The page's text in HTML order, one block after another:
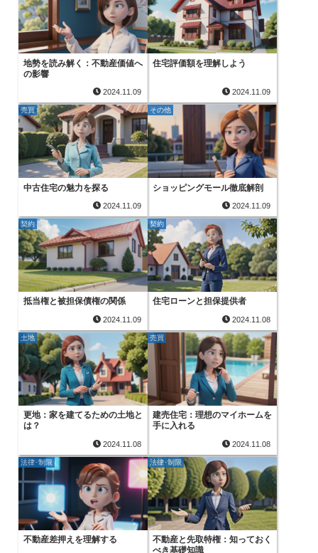
地勢を読み解く：不動産価値へ
の影響
2024.11.09
住宅評価額を理解しよう
2024.11.09
売買
中古住宅の魅力を探る
2024.11.09
その他
ショッピングモール徹底解剖
2024.11.09
契約
抵当権と被担保債権の関係
2024.11.09
契約
住宅ローンと担保提供者
2024.11.08
土地
更地：家を建てるための土地と
は？
2024.11.08
売買
建売住宅：理想のマイホームを
手に入れる
2024.11.08
法律･制限
不動産差押えを理解する
法律･制限
不動産と先取特権：知っておく
べき基礎知識